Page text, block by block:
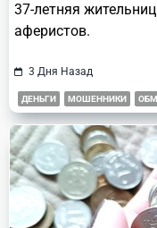
37-летняя
аферистов.
3 Дня Назад
ДЕНЬГИ МОШЕННИКИ